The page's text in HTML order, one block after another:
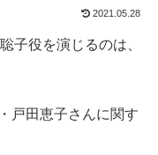
2021.05.28
子役を演じるのは、
戸田恵子さんに関す